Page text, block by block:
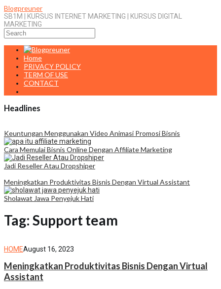
Skip
to
content
Mobile
Menu
Blogpreuner
SB1M | KURSUS INTERNET MARKETING | KURSUS DIGITAL
MARKETING
Home
PRIVACY POLICY
TERM OF USE
CONTACT
Headlines
Keuntungan Menggunakan Video Animasi Promosi Bisnis
Cara Memulai Bisnis Online Dengan Affiliate Marketing
Jadi Reseller Atau Dropshiper
Meningkatkan Produktivitas Bisnis Dengan Virtual Assistant
Sholawat Jawa Penyejuk Hati
Tag: Support team
HOMEsusilo
August 16, 2023
Meningkatkan Produktivitas Bisnis Dengan Virtual
Assistant